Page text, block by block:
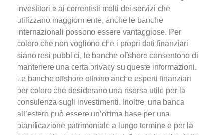
investitori e ai correntisti molti dei servizi che
utilizzano maggiormente, anche le banche
internazionali possono essere vantaggiose. Per
coloro che non vogliono che i propri dati finanziari
siano resi pubblici, le banche offshore consentono di
mantenere una certa privacy su queste informazioni.
Le banche offshore offrono anche esperti finanziari
per coloro che desiderano una risorsa utile per la
consulenza sugli investimenti. Inoltre, una banca
all’estero può essere un’ottima base per una
pianificazione patrimoniale a lungo termine e per la